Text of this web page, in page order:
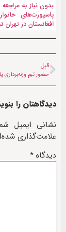
بدون نیاز به مراجعه
پاسپورت‌های
افغانستان در
قبل
دیدگاهتان را
نشانی ایمیل
علامت‌گذاری
دیدگاه *